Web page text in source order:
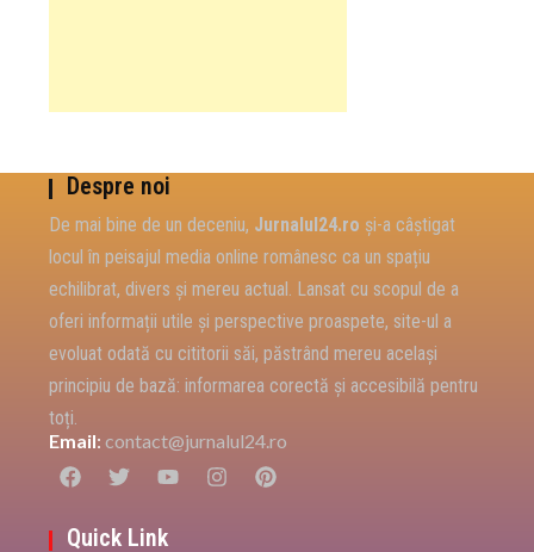
Despre noi
De mai bine de un deceniu, Jurnalul24.ro și-a câștigat
locul în peisajul media online românesc ca un spațiu
echilibrat, divers și mereu actual. Lansat cu scopul de a
oferi informații utile și perspective proaspete, site-ul a
evoluat odată cu cititorii săi, păstrând mereu același
principiu de bază: informarea corectă și accesibilă pentru
toți.
Email:contact@jurnalul24.ro
Quick Link